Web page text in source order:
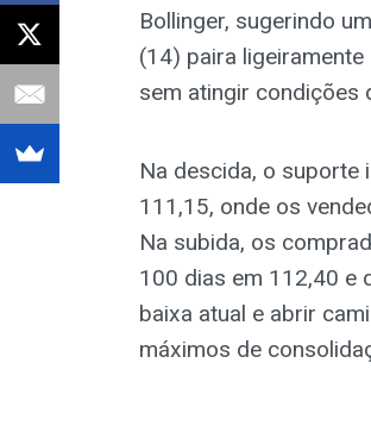
Bollinger, sugerindo
(14) paira
sem atingir condições
Na descida, o suporte
111,15, onde os
Na subida, os
100 dias em 112,40 e
baixa atual e abrir
máximos de